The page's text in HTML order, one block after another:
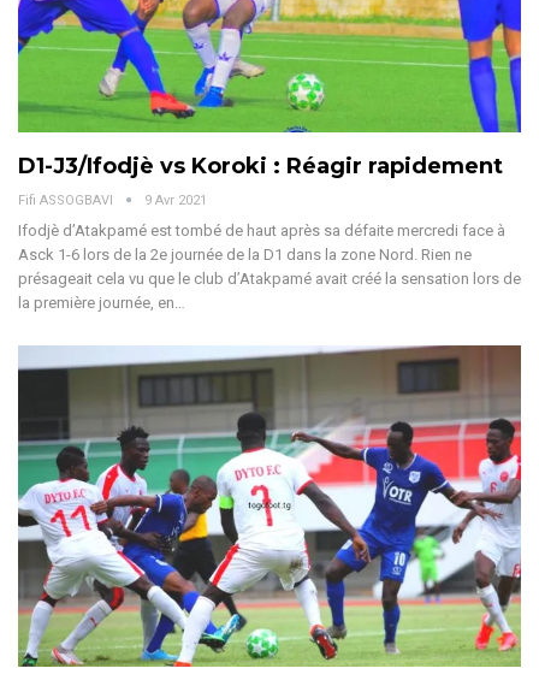
D1-J3/Ifodjè vs Koroki : Réagir rapidement
Fifi ASSOGBAVI 9 Avr 2021
Ifodjè d’Atakpamé est tombé de haut après sa défaite mercredi face à
Asck 1-6 lors de la 2e journée de la D1 dans la zone Nord. Rien ne
présageait cela vu que le club d’Atakpamé avait créé la sensation lors de
la première journée, en…